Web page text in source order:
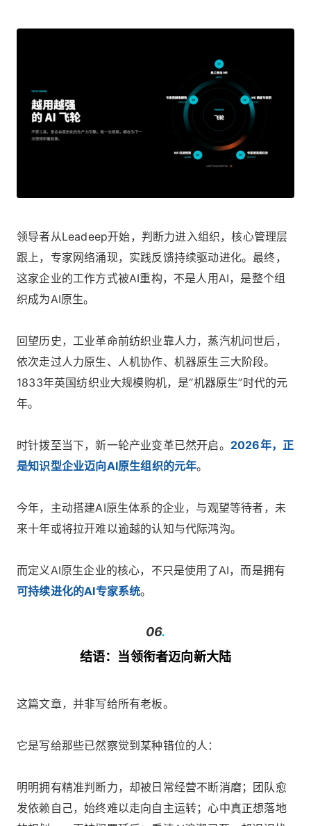
领导者从Leadeep开始，判断力进入组织，核心管理层
跟上，专家网络涌现，实践反馈持续驱动进化。最终，
这家企业的工作方式被AI重构，不是人用AI，是整个组
织成为AI原生。
回望历史，工业革命前纺织业靠人力，蒸汽机问世后，
依次走过人力原生、人机协作、机器原生三大阶段。
1833年英国纺织业大规模购机，是“机器原生”时代的元
年。
时针拨至当下，新一轮产业变革已然开启。 2026年，正
是知识型企业迈向AI原生组织的元年。
今年，主动搭建AI原生体系的企业，与观望等待者，未
来十年或将拉开难以逾越的认知与代际鸿沟。
而定义AI原生企业的核心，不只是使用了AI，而是拥有
可持续进化的AI专家系统。
06.
结语：当领衔者迈向新大陆
这篇文章，并非写给所有老板。
它是写给那些已然察觉到某种错位的人：
明明拥有精准判断力，却被日常经营不断消磨；团队愈
发依赖自己，始终难以走向自主运转；心中真正想落地